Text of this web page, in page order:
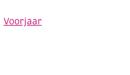
Voorjaar